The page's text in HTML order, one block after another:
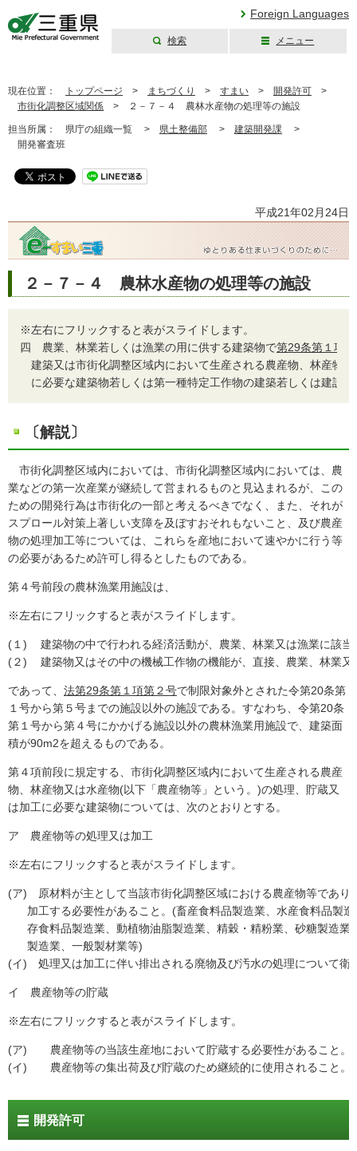
Foreign Languages
検索 メニュー
現在位置： トップページ > まちづくり > すまい > 開発許可 >
市街化調整区域関係 > ２－７－４ 農林水産物の処理等の施設
担当所属： 県庁の組織一覧 > 県土整備部 > 建築開発課 >
開発審査班
平成21年02月24日
２－７－４ 農林水産物の処理等の施設
※左右にフリックすると表がスライドします。
四 農業、林業若しくは漁業の用に供する建築物で第29条第１項
建築又は市街化調整区域内において生産される農産物、林産物
に必要な建築物若しくは第一種特定工作物の建築若しくは建設
〔解説〕
市街化調整区域内においては、市街化調整区域内においては、農
業などの第一次産業が継続して営まれるものと見込まれるが、この
ための開発行為は市街化の一部と考えるべきでなく、また、それが
スプロール対策上著しい支障を及ぼすおそれもないこと、及び農産
物の処理加工等については、これらを産地において速やかに行う等
の必要があるため許可し得るとしたものである。
第４号前段の農林漁業用施設は、
※左右にフリックすると表がスライドします。
(１)
建築物の中で行われる経済活動が、農業、林業又は漁業に該当
(２)
建築物又はその中の機械工作物の機能が、直接、農業、林業又
であって、 法第29条第１項第２号で制限対象外とされた令第20条第
１号から第５号までの施設以外の施設である。すなわち、令第20条
第１号から第４号にかかげる施設以外の農林漁業用施設で、建築面
積が90m2を超えるものである。
第４項前段に規定する、市街化調整区域内において生産される農産
物、林産物又は水産物(以下「農産物等」という。)の処理、貯蔵又
は加工に必要な建築物については、次のとおりとする。
ア 農産物等の処理又は加工
※左右にフリックすると表がスライドします。
(ア) 原材料が主として当該市街化調整区域における農産物等であり
加工する必要性があること。(畜産食料品製造業、水産食料品製
存食料品製造業、動植物油脂製造業、精穀・精粉業、砂糖製造
製造業、一般製材業等)
(イ) 処理又は加工に伴い排出される廃物及び汚水の処理について衛
イ 農産物等の貯蔵
※左右にフリックすると表がスライドします。
(ア)
農産物等の当該生産地において貯蔵する必要性があること。
(イ)
農産物等の集出荷及び貯蔵のため継続的に使用されること。
開発許可